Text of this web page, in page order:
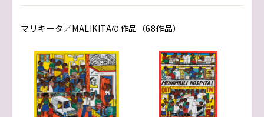
マリキータ／MALIKITAの作品（68作品）